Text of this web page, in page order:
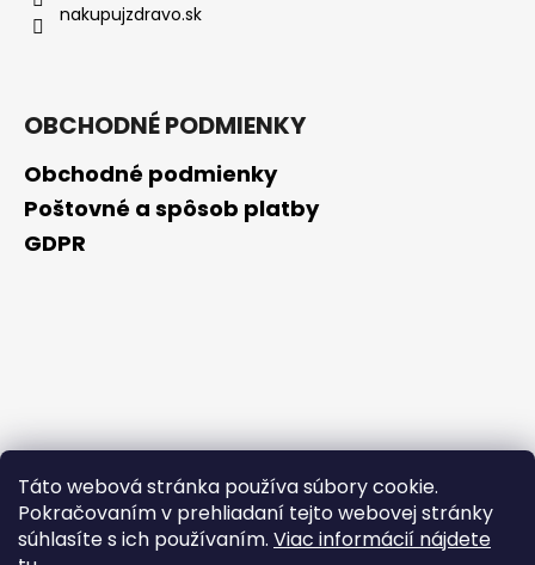
Táto webová stránka používa súbory cookie.
Pokračovaním v prehliadaní tejto webovej stránky
súhlasíte s ich používaním. Viac informácií nájdete
nakupujzdravo.sk
OBCHODNÉ PODMIENKY
Obchodné podmienky
Poštovné a spôsob platby
GDPR